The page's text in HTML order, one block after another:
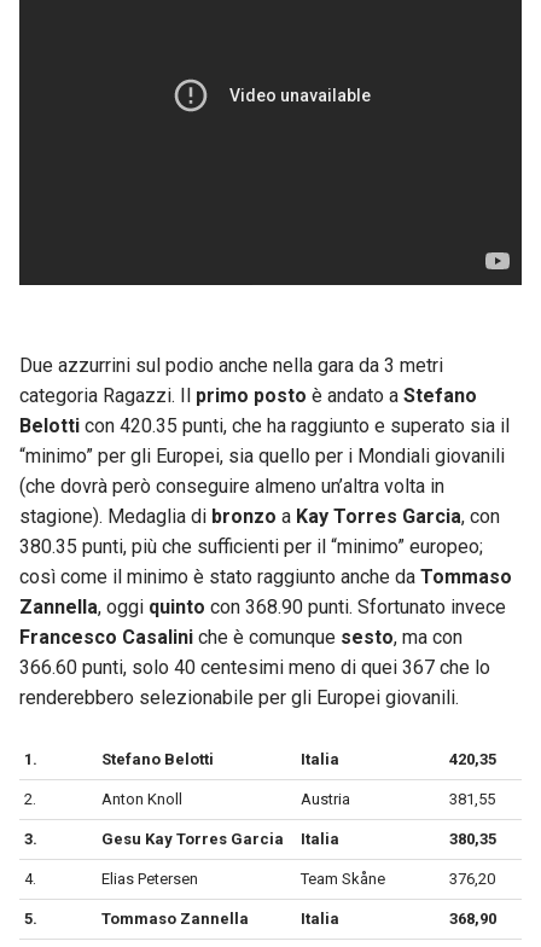
Due azzurrini sul podio anche nella gara da 3 metri
categoria Ragazzi. Il primo posto è andato a Stefano
Belotti con 420.35 punti, che ha raggiunto e superato sia il
“minimo” per gli Europei, sia quello per i Mondiali giovanili
(che dovrà però conseguire almeno un’altra volta in
stagione). Medaglia di bronzo a Kay Torres Garcia, con
380.35 punti, più che sufficienti per il “minimo” europeo;
così come il minimo è stato raggiunto anche da Tommaso
Zannella, oggi quinto con 368.90 punti. Sfortunato invece
Francesco Casalini che è comunque sesto, ma con
366.60 punti, solo 40 centesimi meno di quei 367 che lo
renderebbero selezionabile per gli Europei giovanili.
1. Stefano Belotti Italia 420,35
2. Anton Knoll Austria 381,55
3. Gesu Kay Torres Garcia Italia 380,35
4. Elias Petersen Team Skåne 376,20
5. Tommaso Zannella Italia 368,90